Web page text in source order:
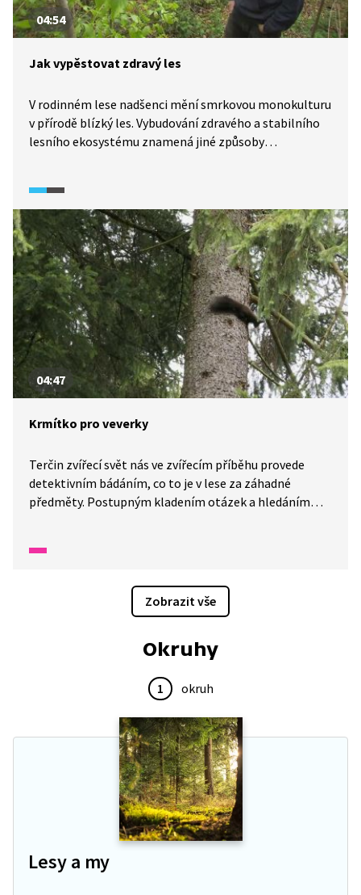
04:54
Jak vypěstovat zdravý les
V rodinném lese nadšenci mění smrkovou monokulturu
v přírodě blízký les. Vybudování zdravého a stabilního
lesního ekosystému znamená jiné způsoby
se takový les tvoří.
04:47
Krmítko pro veverky
Terčin zvířecí svět nás ve zvířecím příběhu provede
detektivním bádáním, co to je v lese za záhadné
předměty. Postupným kladením otázek a hledáním
Zobrazit vše
Okruhy
1 okruh
Lesy a my